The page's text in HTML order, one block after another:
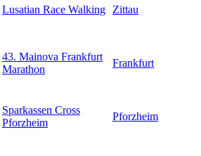
Lusatian Race Walking Zittau
43. Mainova Frankfurt
Marathon
Frankfurt
Sparkassen Cross
Pforzheim
Pforzheim